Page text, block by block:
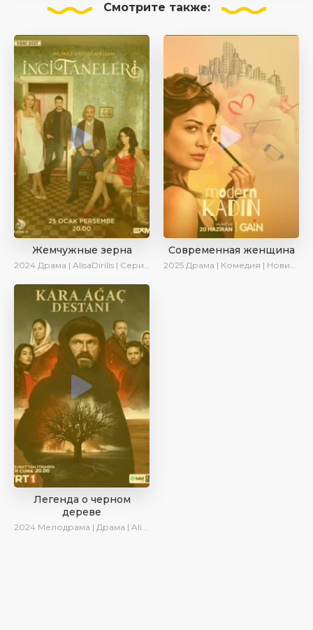
Смотрите также:
Жемчужные зерна
2024 Драма | AlisaDirilis | Сериалы 2024
Современная женщина
2025 Драма | Комедия | Новинки | Сериалы 2025
Легенда о черном
дереве
2024 Мелодрама | Драма | AlisaDirilis | Сериалы 2024